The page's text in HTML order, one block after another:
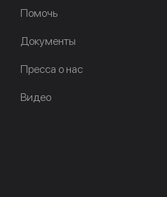
Помочь
Документы
Пресса о нас
Видео